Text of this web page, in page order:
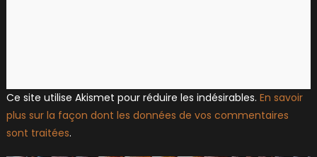
Ce site utilise Akismet pour réduire les indésirables. En savoir
plus sur la façon dont les données de vos commentaires
sont traitées.